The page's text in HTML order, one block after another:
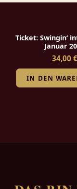
Ticket: Swingin‘
Januar
34,00 €
IN DEN